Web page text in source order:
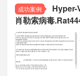
成功案例
Hyper-
肖勒索病毒